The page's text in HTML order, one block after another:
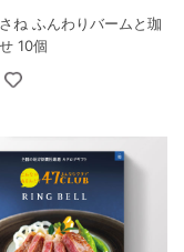
ね ふんわりバームと珈
10個